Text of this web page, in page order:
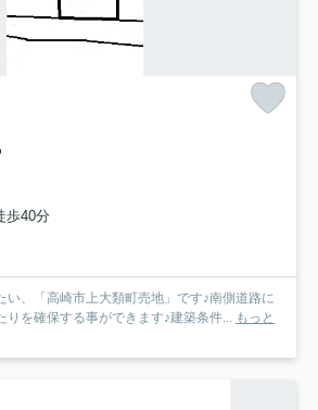
歩40分
い、「高崎市上大類町売地」です♪南側道路に
りを確保する事ができます♪建築条件... もっと